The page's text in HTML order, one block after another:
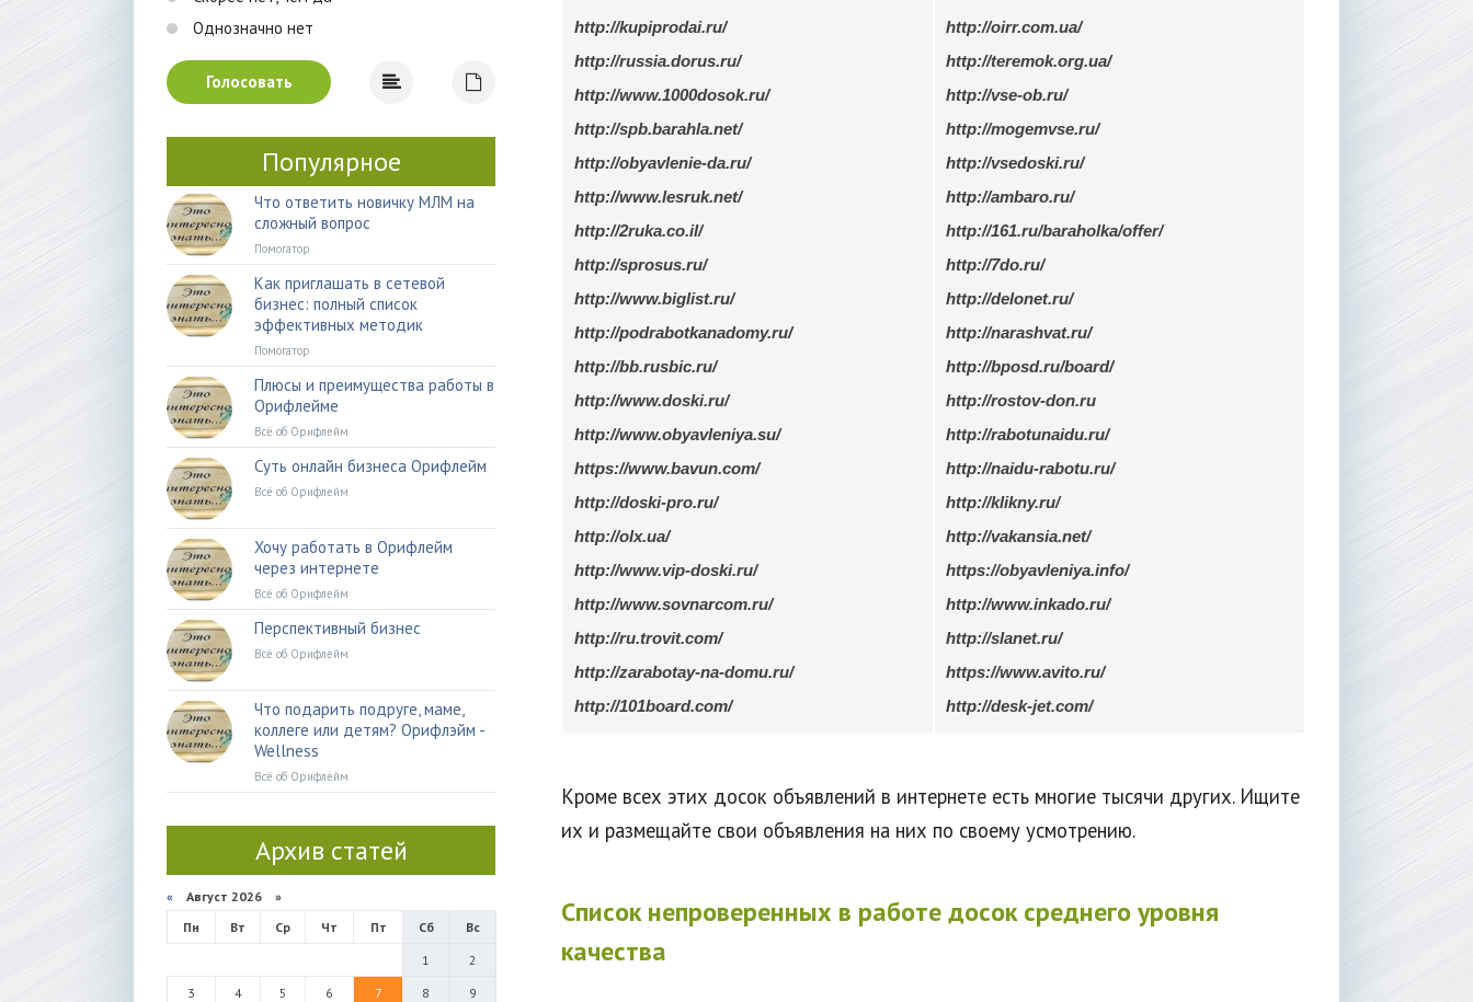
Однозначно нет
Голосовать
Популярное
Что ответить новичку МЛМ на
сложный вопрос
Помогатор
Как приглашать в сетевой
бизнес: полный список
эффективных методик
Помогатор
Плюсы и преимущества работы в
Орифлейме
Всё об Орифлейм
Суть онлайн бизнеса Орифлейм
Всё об Орифлейм
Хочу работать в Орифлейм
через интернете
Всё об Орифлейм
Перспективный бизнес
Всё об Орифлейм
Что подарить подруге, маме,
коллеге или детям? Орифлэйм -
Wellness
Всё об Орифлейм
Архив статей
« Август 2026 »
Пн
Вт Ср Чт Пт Сб
Вс
1
2
3
4 5 6 7 8
9
http://kupiprodai.ru/
http://russia.dorus.ru/
http://www.1000dosok.ru/
http://spb.barahla.net/
http://obyavlenie-da.ru/
http://www.lesruk.net/
http://2ruka.co.il/
http://sprosus.ru/
http://www.biglist.ru/
http://podrabotkanadomy.ru/
http://bb.rusbic.ru/
http://www.doski.ru/
http://www.obyavleniya.su/
https://www.bavun.com/
http://doski-pro.ru/
http://olx.ua/
http://www.vip-doski.ru/
http://www.sovnarcom.ru/
http://ru.trovit.com/
http://zarabotay-na-domu.ru/
http://101board.com/
http://oirr.com.ua/
http://teremok.org.ua/
http://vse-ob.ru/
http://mogemvse.ru/
http://vsedoski.ru/
http://ambaro.ru/
http://161.ru/baraholka/offer/
http://7do.ru/
http://delonet.ru/
http://narashvat.ru/
http://bposd.ru/board/
http://rostov-don.ru
http://rabotunaidu.ru/
http://naidu-rabotu.ru/
http://klikny.ru/
http://vakansia.net/
https://obyavleniya.info/
http://www.inkado.ru/
http://slanet.ru/
https://www.avito.ru/
http://desk-jet.com/
Кроме всех этих досок объявлений в интернете есть многие тысячи других. Ищите
их и размещайте свои объявления на них по своему усмотрению.
Список непроверенных в работе досок среднего уровня
качества